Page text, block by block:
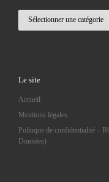
Le site
Accueil
Mentions légales
Politique de confidentialité –
Données)